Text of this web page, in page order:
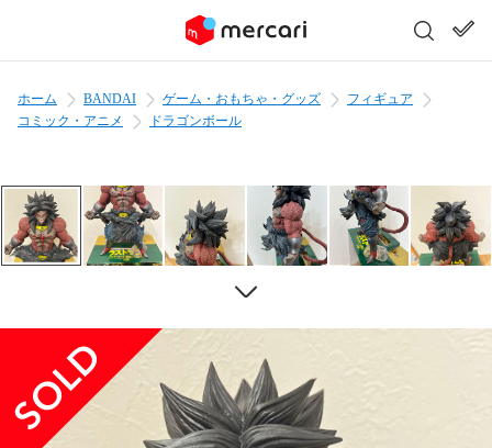
ホーム BANDAI ゲーム・おもちゃ・グッズ
フィギュア
コミック・アニメ
ドラゴンボール